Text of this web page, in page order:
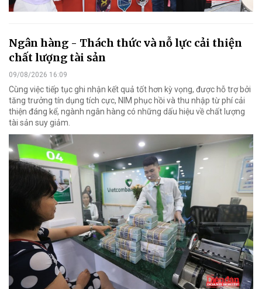
Ngân hàng - Thách thức và nỗ lực cải thiện
chất lượng tài sản
09/08/2026 16:09
Cùng việc tiếp tục ghi nhận kết quả tốt hơn kỳ vọng, được hỗ trợ bởi
tăng trưởng tín dụng tích cực, NIM phục hồi và thu nhập từ phí cải
thiện đáng kể, ngành ngân hàng có những dấu hiệu về chất lượng
tài sản suy giảm.